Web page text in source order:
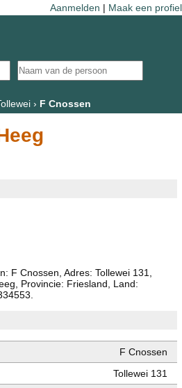
Aanmelden | Maak een profiel
› F Cnossen
F Cnossen, Adres: Tollewei 131,
Provincie: Friesland, Land:
F Cnossen
Tollewei 131